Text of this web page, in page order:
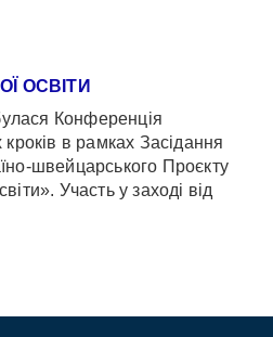
ОСВІТИ
Конференція
кроків в рамках Засідання
швейцарського Проєкту
Участь у заході від